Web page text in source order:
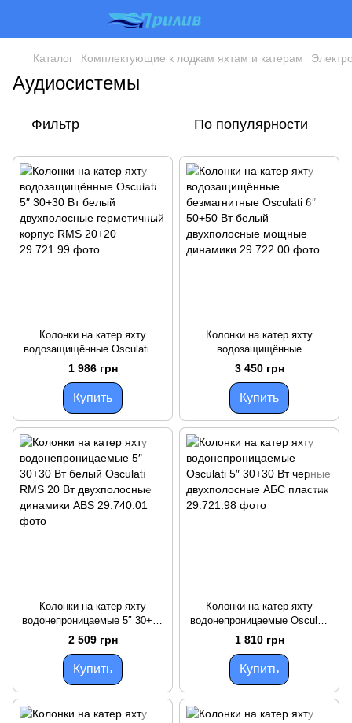
Каталог Комплектующие к лодкам яхтам и катерам
Аудиосистемы
Фильтр По популярности
Колонки на катер яхту
водозащищённые Osculati 5″
30+30 Вт белый
двухполосные герметичный
корпус RMS 20+20
1 986 грн
Купить
Колонки на катер яхту
водозащищённые
безмагнитные Osculati 6″
50+50 Вт белый
двухполосные мощные
динамики
3 450 грн
Купить
Колонки на катер яхту
водонепроницаемые 5″ 30+30
Вт белый Osculati RMS 20 Вт
двухполосные динамики ABS
2 509 грн
Купить
Колонки на катер яхту
водонепроницаемые Osculati
5″ 30+30 Вт черные
двухполосные AБС пластик
1 810 грн
Купить